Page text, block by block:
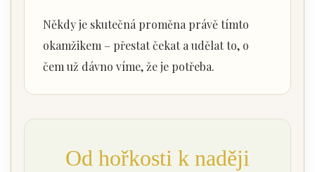
Někdy je skutečná proměna právě tímto
okamžikem – přestat čekat a udělat to, o
čem už dávno víme, že je potřeba.
Od hořkosti k naději